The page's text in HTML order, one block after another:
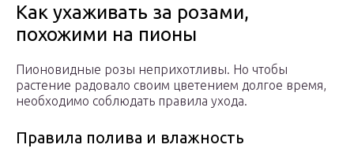
Как ухаживать за розами,
похожими на пионы
Пионовидные розы неприхотливы. Но чтобы
растение радовало своим цветением долгое время,
необходимо соблюдать правила ухода.
Правила полива и влажность